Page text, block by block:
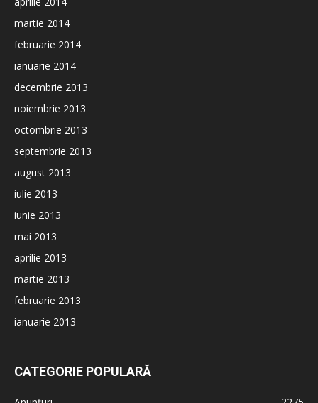
martie 2014
februarie 2014
ianuarie 2014
decembrie 2013
noiembrie 2013
octombrie 2013
septembrie 2013
august 2013
iulie 2013
iunie 2013
mai 2013
aprilie 2013
martie 2013
februarie 2013
ianuarie 2013
CATEGORIE POPULARĂ